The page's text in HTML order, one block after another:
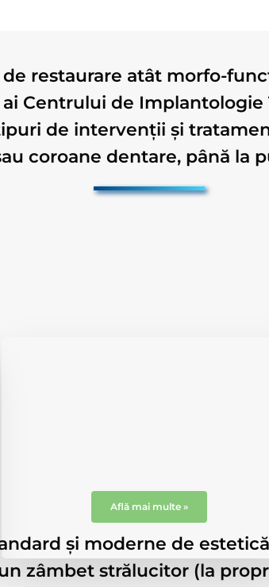
restaurare atât morfo-
Centrului de Implantologie
de intervenții și
coroane dentare, până la
Află mai multe »
și moderne de
zâmbet strălucitor (la